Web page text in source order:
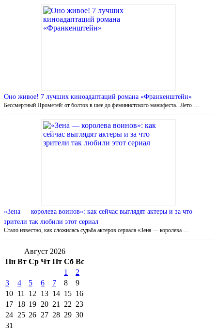
Оно живое! 7 лучших киноадаптаций романа «Франкенштейн»
Бессмертный Прометей: от болтов в шее до феминистского манифеста. Лето …
«Зена — королева воинов»: как сейчас выглядят актеры и за что
зрители так любили этот сериал
Стало известно, как сложилась судьба актеров сериала «Зена — королева …
Август 2026
Пн Вт Ср Чт Пт Сб Вс
1
2
3
4 5 6 7 8
9
10 11 12 13 14 15 16
17 18 19 20 21 22 23
24 25 26 27 28 29 30
31